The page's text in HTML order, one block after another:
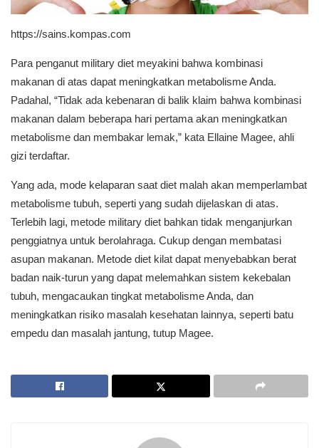
https://sains.kompas.com
Para penganut military diet meyakini bahwa kombinasi
makanan di atas dapat meningkatkan metabolisme Anda.
Padahal, “Tidak ada kebenaran di balik klaim bahwa kombinasi
makanan dalam beberapa hari pertama akan meningkatkan
metabolisme dan membakar lemak,” kata Ellaine Magee, ahli
gizi terdaftar.
Yang ada, mode kelaparan saat diet malah akan memperlambat
metabolisme tubuh, seperti yang sudah dijelaskan di atas.
Terlebih lagi, metode military diet bahkan tidak menganjurkan
penggiatnya untuk berolahraga. Cukup dengan membatasi
asupan makanan. Metode diet kilat dapat menyebabkan berat
badan naik-turun yang dapat melemahkan sistem kekebalan
tubuh, mengacaukan tingkat metabolisme Anda, dan
meningkatkan risiko masalah kesehatan lainnya, seperti batu
empedu dan masalah jantung, tutup Magee.